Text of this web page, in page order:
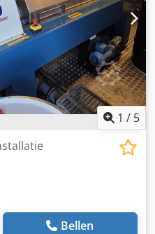
en werkt in een
kan een pomp zonder
worden gekocht voor
is mogelijk automatisch
meer informatie. De
is uitsluitend indicatief. Wij
verkoper te controleren
1 / 5
Bellen